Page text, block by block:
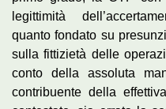
legittimità
quanto fondato su
sulla fittizietà delle
conto della assoluta
contribuente della